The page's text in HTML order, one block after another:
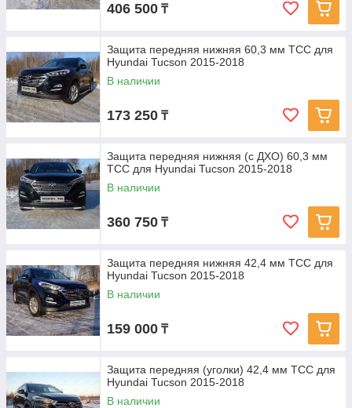
406 500 ₸
Защита передняя нижняя 60,3 мм ТСС для
Hyundai Tucson 2015-2018
В наличии
173 250 ₸
Защита передняя нижняя (с ДХО) 60,3 мм
ТСС для Hyundai Tucson 2015-2018
В наличии
360 750 ₸
Защита передняя нижняя 42,4 мм ТСС для
Hyundai Tucson 2015-2018
В наличии
159 000 ₸
Защита передняя (уголки) 42,4 мм ТСС для
Hyundai Tucson 2015-2018
В наличии